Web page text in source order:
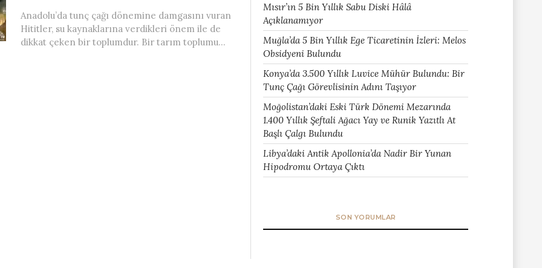
Anadolu’da tunç çağı dönemine damgasını vuran
Hititler, su kaynaklarına verdikleri önem ile de
dikkat çeken bir toplumdur. Bir tarım toplumu...
Mısır’ın 5 Bin Yıllık Sabu Diski Hâlâ
Açıklanamıyor
Muğla’da 5 Bin Yıllık Ege Ticaretinin İzleri: Melos
Obsidyeni Bulundu
Konya’da 3.500 Yıllık Luvice Mühür Bulundu: Bir
Tunç Çağı Görevlisinin Adını Taşıyor
Moğolistan’daki Eski Türk Dönemi Mezarında
1.400 Yıllık Şeftali Ağacı Yay ve Runik Yazıtlı At
Başlı Çalgı Bulundu
Libya’daki Antik Apollonia’da Nadir Bir Yunan
Hipodromu Ortaya Çıktı
SON YORUMLAR